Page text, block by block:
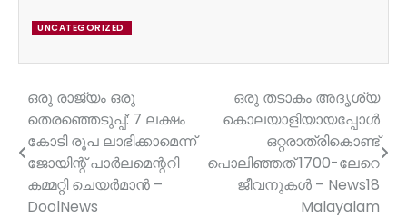
UNCATEGORIZED
Post
navigation
ഒരു രാജ്യം ഒരു
തെരഞ്ഞെടുപ്പ്: 7 ലക്ഷം
കോടി രൂപ ലാഭിക്കാമെന്ന്
ജോയിന്റ് പാർലമെന്ററി
കമ്മറ്റി ചെയർമാൻ –
DoolNews
ഒരു തടാകം അദൃശ്യ
കൊലയാളിയായപ്പോൾ
ഒറ്റരാത്രികൊണ്ട്
പൊലിഞ്ഞത് 1700-ലേറെ
ജീവനുകൾ – News18
Malayalam